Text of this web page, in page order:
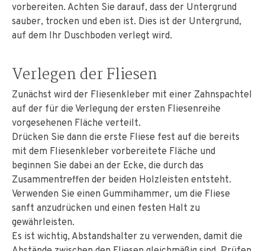
vorbereiten. Achten Sie darauf, dass der Untergrund
sauber, trocken und eben ist. Dies ist der Untergrund,
auf dem Ihr Duschboden verlegt wird.
Verlegen der Fliesen
Zunächst wird der Fliesenkleber mit einer Zahnspachtel
auf der für die Verlegung der ersten Fliesenreihe
vorgesehenen Fläche verteilt.
Drücken Sie dann die erste Fliese fest auf die bereits
mit dem Fliesenkleber vorbereitete Fläche und
beginnen Sie dabei an der Ecke, die durch das
Zusammentreffen der beiden Holzleisten entsteht.
Verwenden Sie einen Gummihammer, um die Fliese
sanft anzudrücken und einen festen Halt zu
gewährleisten.
Es ist wichtig, Abstandshalter zu verwenden, damit die